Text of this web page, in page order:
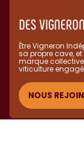
DES
Être Vigneron
sa propre cave,
marque
viticulture
NOUS